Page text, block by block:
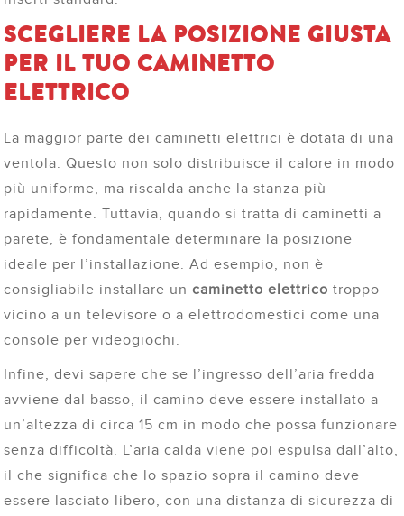
SCEGLIERE LA POSIZIONE GIUSTA
PER IL TUO CAMINETTO
ELETTRICO
La maggior parte dei caminetti elettrici è dotata di una
ventola. Questo non solo distribuisce il calore in modo
più uniforme, ma riscalda anche la stanza più
rapidamente. Tuttavia, quando si tratta di caminetti a
parete, è fondamentale determinare la posizione
ideale per l’installazione. Ad esempio, non è
consigliabile installare uncaminetto elettrico troppo
vicino a un televisore o a elettrodomestici come una
console per videogiochi.
Infine, devi sapere che se l’ingresso dell’aria fredda
avviene dal basso, il camino deve essere installato a
un’altezza di circa 15 cm in modo che possa funzionare
senza difficoltà. L’aria calda viene poi espulsa dall’alto,
il che significa che lo spazio sopra il camino deve
essere lasciato libero, con una distanza di sicurezza di